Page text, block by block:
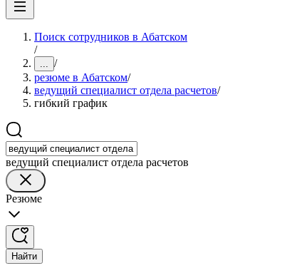
Поиск сотрудников в Абатском
/
... /
резюме в Абатском/
ведущий специалист отдела расчетов/
гибкий график
ведущий специалист отдела расчетов
Резюме
Найти